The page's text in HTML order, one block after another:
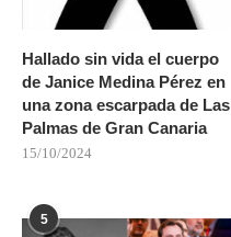
Hallado sin vida el cuerpo
de Janice Medina Pérez en
una zona escarpada de Las
Palmas de Gran Canaria
15/10/2024
5